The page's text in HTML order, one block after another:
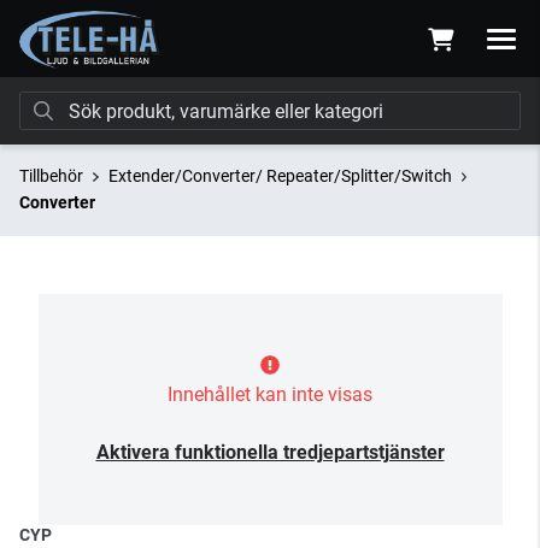
Tillbehör
Extender/Converter/ Repeater/Splitter/Switch
Converter
Innehållet kan inte visas
Aktivera funktionella tredjepartstjänster
CYP